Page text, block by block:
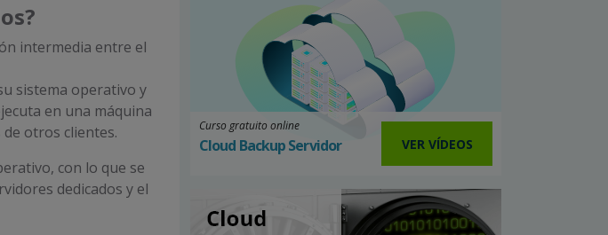
intermedia entre el
sistema operativo y
en una máquina
otros clientes.
con lo que se
dedicados y el
Curso gratuito online
Cloud Backup Servidor VER VÍDEOS